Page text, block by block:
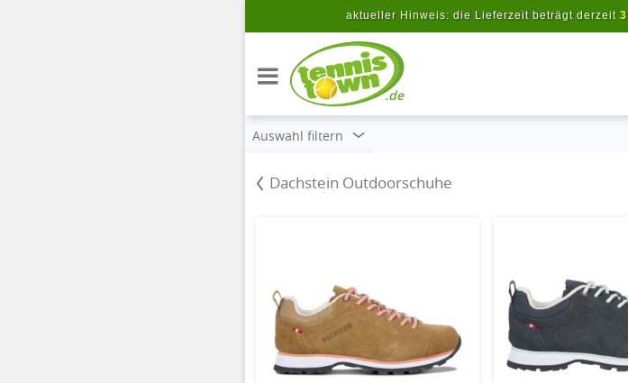
aktueller Hinweis: die Lieferzeit beträgt derzeit
.de
Auswahl filtern
Dachstein Outdoorschuhe